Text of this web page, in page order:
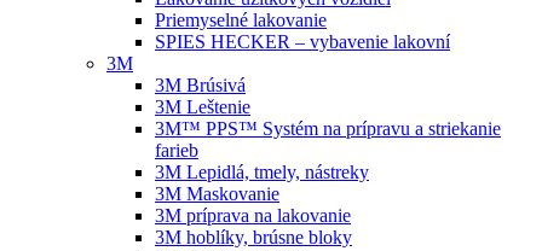
Priemyselné lakovanie
SPIES HECKER – vybavenie lakovní
3M
3M Brúsivá
3M Leštenie
3M™ PPS™ Systém na prípravu a striekanie
farieb
3M Lepidlá, tmely, nástreky
3M Maskovanie
3M príprava na lakovanie
3M hoblíky, brúsne bloky